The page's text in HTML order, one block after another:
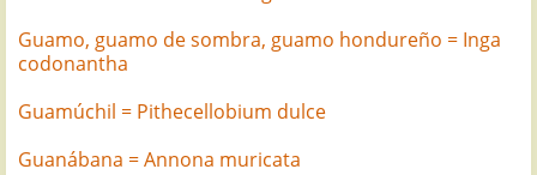
Guamo, guamo de sombra, guamo hondureño = Inga
codonantha
Guamúchil = Pithecellobium dulce
Guanábana = Annona muricata